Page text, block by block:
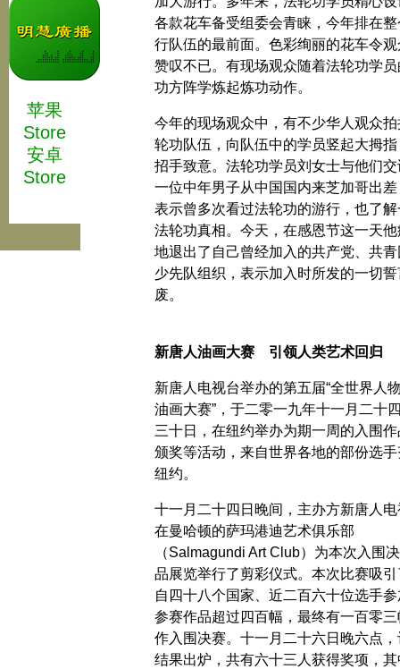
苹果
Store
安卓
Store
各款花车备受组委会青睐，今年排在整
行队伍的最前面。色彩绚丽的花车令观
赞叹不已。有现场观众随着法轮功学员
功方阵学炼起炼功动作。
今年的现场观众中，有不少华人观众拍
轮功队伍，向队伍中的学员竖起大拇指
招手致意。法轮功学员刘女士与他们交
一位中年男子从中国国内来芝加哥出差
表示曾多次看过法轮功的游行，也了解
法轮功真相。今天，在感恩节这一天他
地退出了自己曾经加入的共产党、共青
少先队组织，表示加入时所发的一切誓
废。
新唐人油画大赛 引领人类艺术回归
新唐人电视台举办的第五届“全世界人
油画大赛”，于二零一九年十一月二十
三十日，在纽约举办为期一周的入围作
颁奖等活动，来自世界各地的部份选手
纽约。
十一月二十四日晚间，主办方新唐人电
在曼哈顿的萨玛港迪艺术俱乐部
（Salmagundi Art Club）为本次入围
品展览举行了剪彩仪式。本次比赛吸引
自四十八个国家、近二百六十位选手
参赛作品超过四百幅，最终有一百零三
作入围决赛。十一月二十六日晚六点，
结果出炉，共有六十三人获得奖项，其